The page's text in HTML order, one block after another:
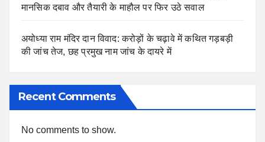
मानसिक दबाव और तैयारी के माहौल पर फिर उठे सवाल
अयोध्या राम मंदिर दान विवाद: करोड़ों के चढ़ावे में कथित गड़बड़ी
की जांच तेज, छह प्रमुख नाम जांच के दायरे में
Recent Comments
No comments to show.